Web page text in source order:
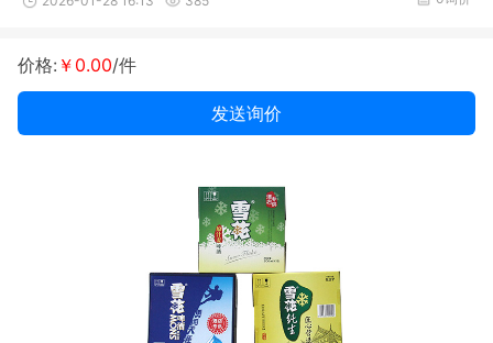
价格: ￥0.00/件
发送询价